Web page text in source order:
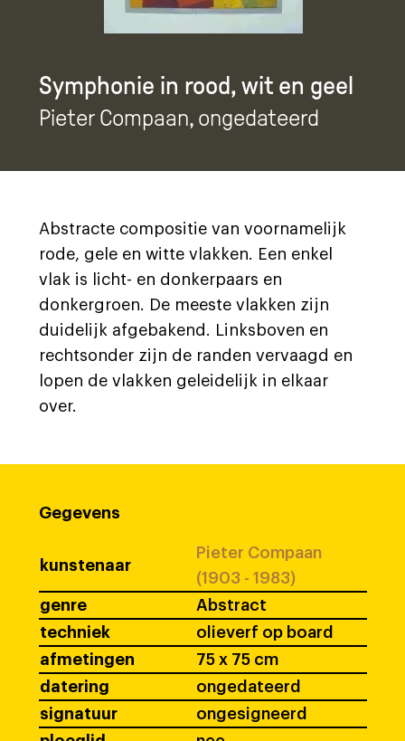
Symphonie in rood, wit en geel
Pieter Compaan, ongedateerd
Abstracte compositie van voornamelijk
rode, gele en witte vlakken. Een enkel
vlak is licht- en donkerpaars en
donkergroen. De meeste vlakken zijn
duidelijk afgebakend. Linksboven en
rechtsonder zijn de randen vervaagd en
lopen de vlakken geleidelijk in elkaar
over.
Gegevens
kunstenaar
Pieter Compaan
(1903 - 1983)
genre
Abstract
techniek
olieverf op board
afmetingen
75 x 75 cm
datering
ongedateerd
signatuur
ongesigneerd